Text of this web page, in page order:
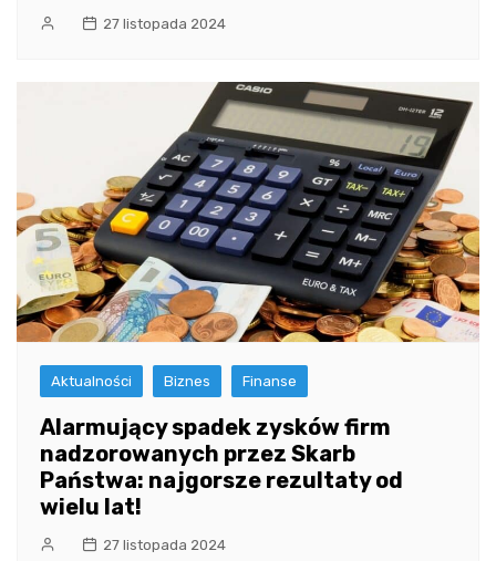
27 listopada 2024
Aktualności Biznes Finanse
Alarmujący spadek zysków firm
nadzorowanych przez Skarb
Państwa: najgorsze rezultaty od
wielu lat!
27 listopada 2024